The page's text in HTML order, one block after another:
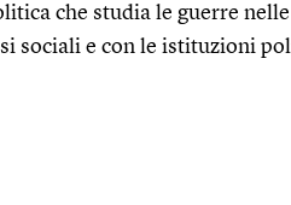
che studia le guerre
sociali e con le istituzioni